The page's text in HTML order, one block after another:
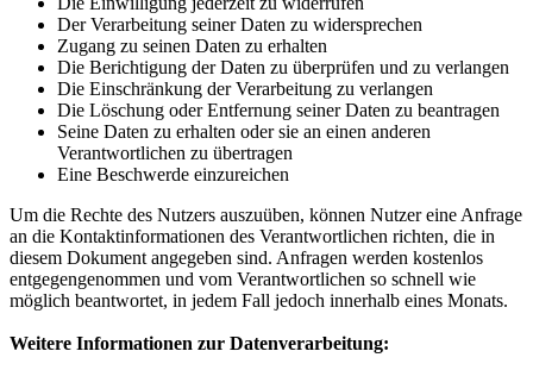
Der Verarbeitung seiner Daten zu widersprechen
Zugang zu seinen Daten zu erhalten
Die Berichtigung der Daten zu überprüfen und zu verlangen
Die Einschränkung der Verarbeitung zu verlangen
Die Löschung oder Entfernung seiner Daten zu beantragen
Seine Daten zu erhalten oder sie an einen anderen
Verantwortlichen zu übertragen
Eine Beschwerde einzureichen
Um die Rechte des Nutzers auszuüben, können Nutzer eine Anfrage
an die Kontaktinformationen des Verantwortlichen richten, die in
diesem Dokument angegeben sind. Anfragen werden kostenlos
entgegengenommen und vom Verantwortlichen so schnell wie
möglich beantwortet, in jedem Fall jedoch innerhalb eines Monats.
Weitere Informationen zur Datenverarbeitung: